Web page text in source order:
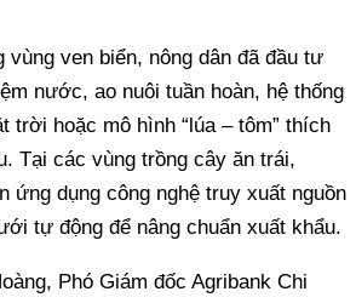
ven biển, nông dân đã đầu tư
nước, ao nuôi tuần hoàn, hệ thống
trời hoặc mô hình “lúa – tôm” thích
Tại các vùng trồng cây ăn trái,
ứng dụng công nghệ truy xuất nguồn
tự động để nâng chuẩn xuất khẩu.
Phó Giám đốc Agribank Chi